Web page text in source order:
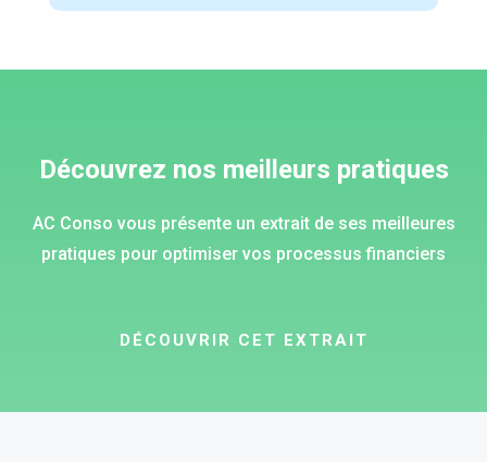
– Documentation détaillée des processus
– Meilleures pratiques
Découvrez nos meilleurs pratiques
AC Conso vous présente un extrait de ses meilleures
pratiques pour optimiser vos processus financiers
DÉCOUVRIR CET EXTRAIT